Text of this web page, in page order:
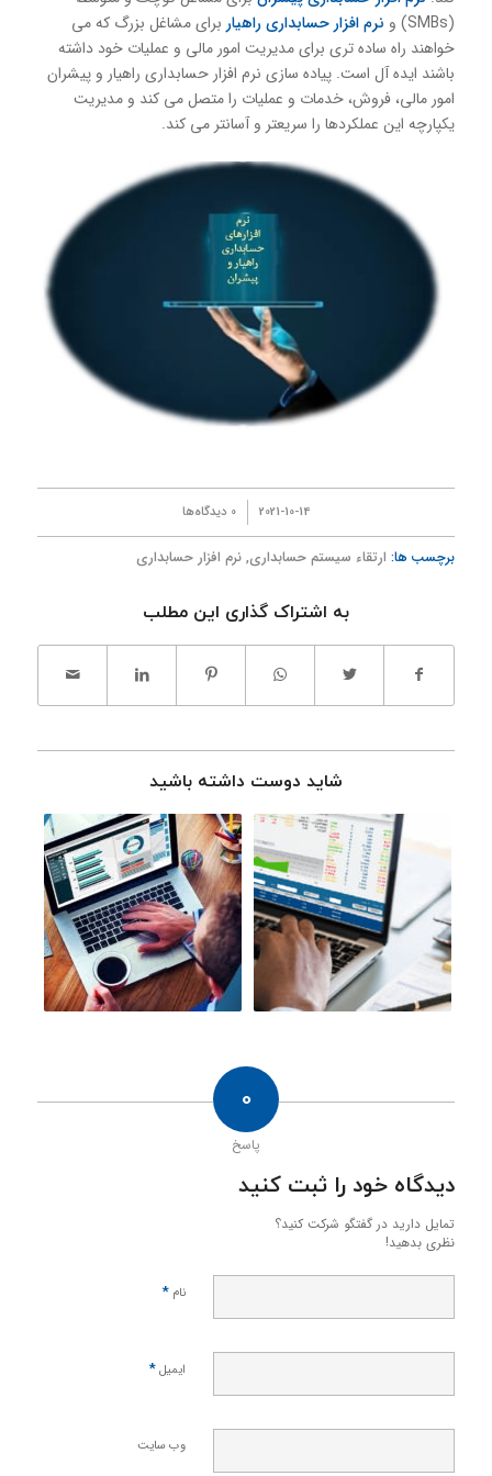
(SMBs) و
نرم افزار حسابداری راهیار برای مشاغل بزرگ که می
خواهند راه ساده تری برای مدیریت امور مالی و عملیات خود داشته
باشند ایده آل است. پیاده سازی نرم افزار حسابداری راهیار و پیشران
امور مالی، فروش، خدمات و عملیات را متصل می کند و مدیریت
یکپارچه این عملکردها را سریعتر و آسانتر می کند.
2021-10-14 0 دیدگاه‌ها
برچسب ها: ارتقاء سیستم حسابداری, نرم افزار حسابداری
به اشتراک گذاری این مطلب
شاید دوست داشته باشید
0
پاسخ
دیدگاه خود را ثبت کنید
تمایل دارید در گفتگو شرکت کنید؟
نظری بدهید!
نام *
ایمیل*
وب‌ سایت